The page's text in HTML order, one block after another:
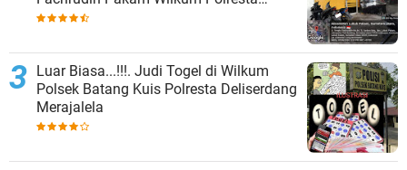
Deliserdang
Luar Biasa...!!!. Judi Togel di Wilkum
Polsek Batang Kuis Polresta Deliserdang
Merajalela